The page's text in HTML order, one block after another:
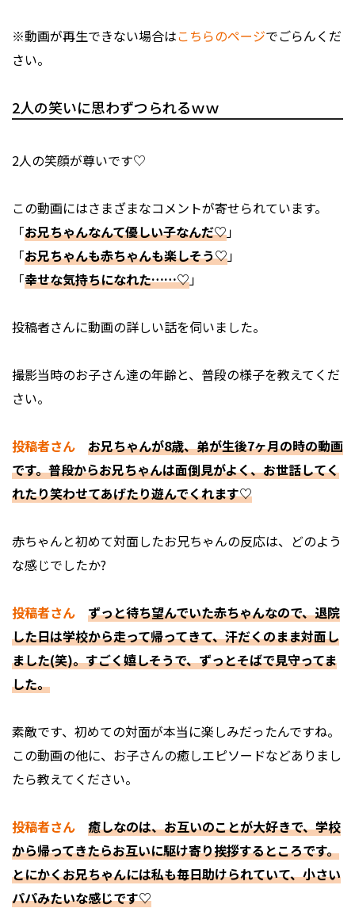
※動画が再生できない場合はこちらのページでごらんくだ
さい。
2人の笑いに思わずつられるｗｗ
2人の笑顔が尊いです♡
この動画にはさまざまなコメントが寄せられています。
「お兄ちゃんなんて優しい子なんだ♡」
「お兄ちゃんも赤ちゃんも楽しそう♡」
「幸せな気持ちになれた……♡」
投稿者さんに動画の詳しい話を伺いました。
――撮影当時のお子さん達の年齢と、普段の様子を教えてくだ
さい。
投稿者さん
お兄ちゃんが8歳、弟が生後7ヶ月の時の動画
です。普段からお兄ちゃんは面倒見がよく、お世話してく
れたり笑わせてあげたり遊んでくれます♡
――赤ちゃんと初めて対面したお兄ちゃんの反応は、どのよう
な感じでしたか?
投稿者さん
ずっと待ち望んでいた赤ちゃんなので、退院
した日は学校から走って帰ってきて、汗だくのまま対面し
ました(笑)。すごく嬉しそうで、ずっとそばで見守ってま
した。
――素敵です、初めての対面が本当に楽しみだったんですね。
この動画の他に、お子さんの癒しエピソードなどありまし
たら教えてください。
投稿者さん
癒しなのは、お互いのことが大好きで、学校
から帰ってきたらお互いに駆け寄り挨拶するところです。
とにかくお兄ちゃんには私も毎日助けられていて、小さい
パパみたいな感じです♡